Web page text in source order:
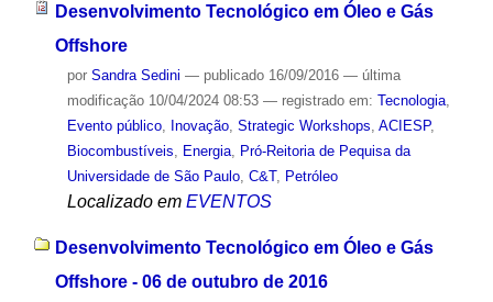
Desenvolvimento Tecnológico em Óleo e Gás
Offshore
por Sandra Sedini — publicado16/09/2016 — última
modificação10/04/2024 08:53 — registrado em: Tecnologia,
Evento público, Inovação, Strategic Workshops ACIESP,
Biocombustíveis
Energia, Pró-Reitoria de Pequisa da
Universidade de São Paulo, C&T, Petróleo
Localizado em EVENTOS
Desenvolvimento Tecnológico em Óleo e Gás
Offshore - 06 de outubro de 2016